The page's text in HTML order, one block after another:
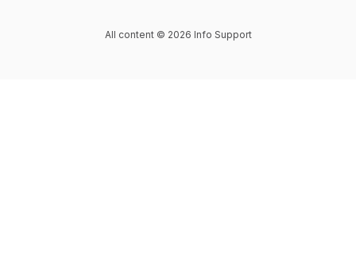
All content © 2026 Info Support